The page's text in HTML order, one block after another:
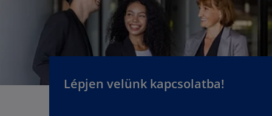
Lépjen velünk kapcsolatba!